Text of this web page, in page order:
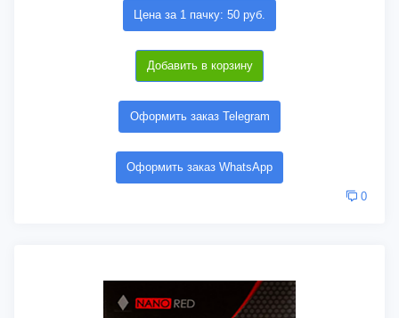
Цена за 1 пачку: 50 руб.
Добавить в корзину
Оформить заказ Telegram
Оформить заказ WhatsApp
0